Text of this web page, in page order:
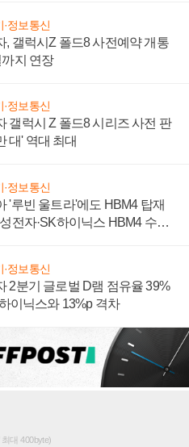
·정보통신
, 갤럭시Z 폴드8 사전예약 개통
지 연장
·정보통신
갤럭시 Z 폴드8 시리즈 사전 판
대' 역대 최대
·정보통신
'루빈 울트라'에도 HBM4 탑재
전자·SK하이닉스 HBM4 수율
·정보통신
2분기 글로벌 D램 점유율 39%
이닉스와 13%p 격차
대 400byte)